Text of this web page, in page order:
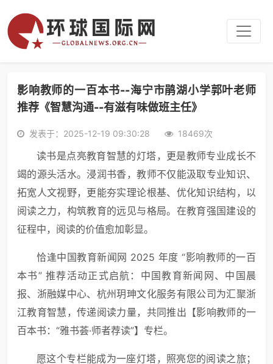
影响教师的一百本书--海宁市鹃湖小学郭叶老师
推荐《智慧沟通--有滋有味做班主任》
发表于：2025-12-19 09:30:28 18469次
读书是点亮教育智慧的灯塔，更是教师专业成长不
竭的源头活水。浸润书香，教师不仅能汲取专业知识、
拓宽人文视野，更能夯实理论根基、优化知识结构，以
阅读之力，构筑教育的远见与格局。在教育强国建设的
征程中，阅读的价值愈加彰显。
恰逢中国教育新闻网 2025 年度 “影响教师的一百
本书” 推荐活动正式启航：中国教育新闻网、中国晨
报、浙融媒中心、杭州玥珅文化服务有限公司为汇聚浙
江教育智慧，传递阅读力量，共同推出【影响教师的一
百本书：“雅书荟·师者荐读”】专栏。
愿这个专栏能成为一座灯塔，照亮您的阅读之旅；